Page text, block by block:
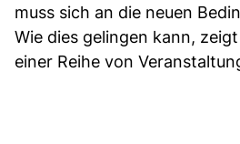
muss sich an die neuen
Wie dies gelingen kann,
einer Reihe von